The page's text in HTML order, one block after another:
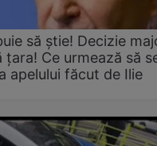
să știe! Decizie
Ce urmează să
apelului făcut de Ilie